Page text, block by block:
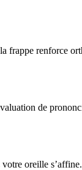
frappe renforce
de
oreille s’affine.